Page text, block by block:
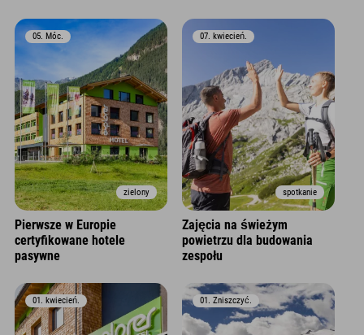
zielony
05. Móc.
Pierwsze w Europie
certyfikowane hotele
pasywne
spotkanie
07. kwiecień.
Zajęcia na świeżym
powietrzu dla budowania
zespołu
01. kwiecień. 01. Zniszczyć.